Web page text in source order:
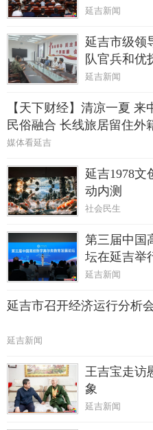
延吉新闻
延吉市级领
队官兵和优
延吉新闻
【天下财经】清凉一夏
民俗融合 长线旅居留住外
媒体看延吉
延吉1978文
动内测
社会民生
第三届中国
坛在延吉举
延吉新闻
延吉市召开经济运行分析
延吉新闻
王吉宝走访
象
延吉新闻